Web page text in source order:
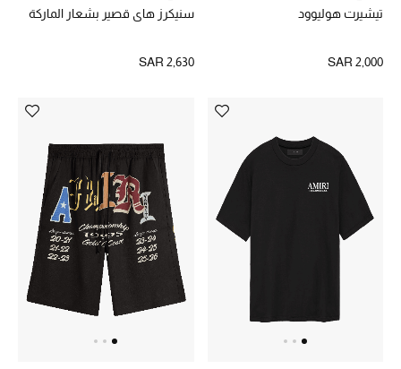
تيشيرت هوليوود
SAR 2,000
سنيكرز هاي قصير بشعار الماركة
SAR 2,630